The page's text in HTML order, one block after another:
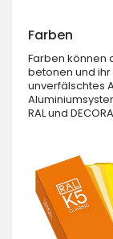
Farben
Farben können
betonen und
unverfälschtes
RAL und